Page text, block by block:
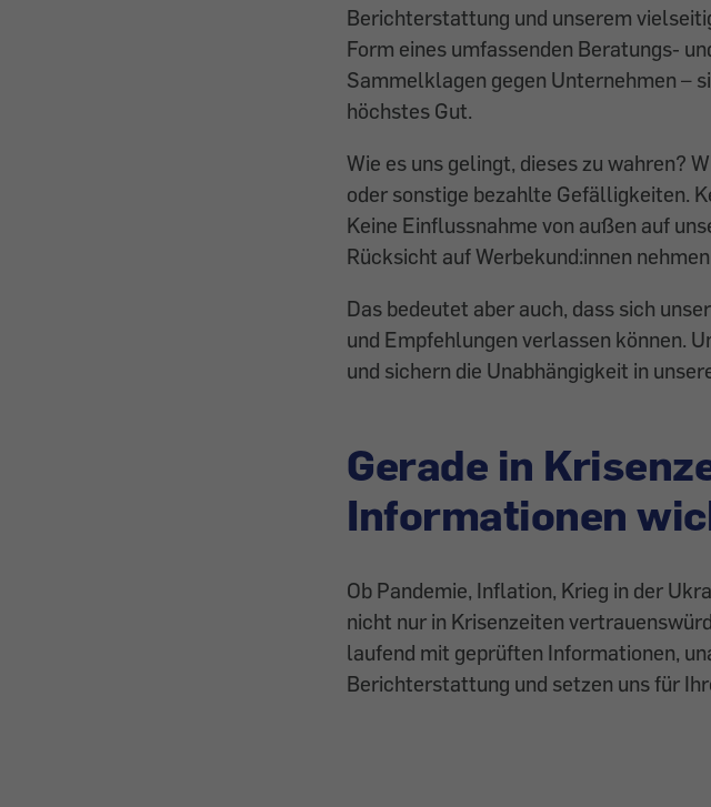
Berichterstattung und unserem
Form eines umfassenden Beratungs-
Sammelklagen gegen Unternehmen –
höchstes Gut.
Wie es uns gelingt, dieses zu wahren?
oder sonstige bezahlte Gefälligkeiten.
Keine Einflussnahme von außen auf
Rücksicht auf Werbekund:innen
Das bedeutet aber auch, dass sich
und Empfehlungen verlassen können.
und sichern die Unabhängigkeit in
Gerade in
Informationen
Ob Pandemie, Inflation, Krieg in der
nicht nur in Krisenzeiten
laufend mit geprüften Informationen,
Berichterstattung und setzen uns für